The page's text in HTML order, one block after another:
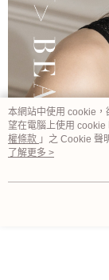
本網站中使用 cookie，
望在電腦上使用 cookie
權條款 」之 Cookie 聲
用條款之 Cookie 聲明
了解更多 >